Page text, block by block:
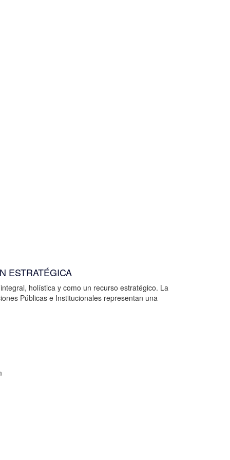
ESTRATÉGICA
holística y como un recurso estratégico. La
Públicas e Institucionales representan una